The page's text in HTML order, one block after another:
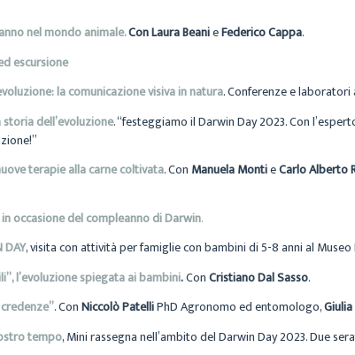
nel mondo animale.Con Laura BeanieFederico Cappa.
escursione
la comunicazione visiva in natura. Conferenze e
dell’evoluzione. “festeggiamo il Darwin Day 2023. Con
terapie alla carne coltivata. Con Manuela MontieCarlo Alberto
occasione del compleanno di Darwin.
, visita con attività per famiglie con bambini di 5-8 anni al
l’evoluzione spiegata ai bambini.ConCristiano Dal Sasso.
. ConNiccolò PatelliPhD Agronomo ed entomologo,
tempo, Mini rassegna nell’ambito del Darwin Day 2023. Due